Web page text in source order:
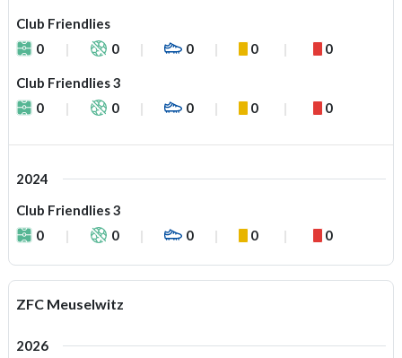
Club Friendlies
0
0 0 0 0
Club Friendlies 3
0
0 0 0 0
2024
Club Friendlies 3
0
0 0 0 0
ZFC Meuselwitz
2026